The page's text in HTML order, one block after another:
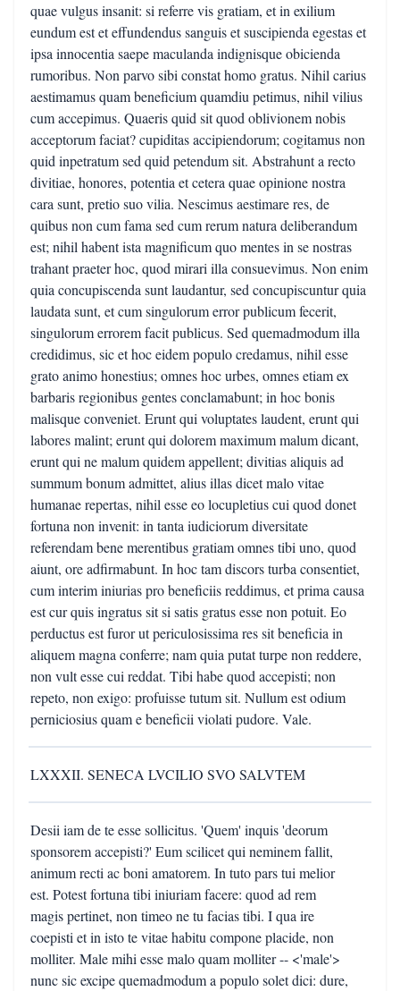
quae vulgus insanit: si referre vis gratiam, et in exilium
eundum est et effundendus sanguis et suscipienda egestas et
ipsa innocentia saepe maculanda indignisque obicienda
rumoribus. Non parvo sibi constat homo gratus. Nihil carius
aestimamus quam beneficium quamdiu petimus, nihil vilius
cum accepimus. Quaeris quid sit quod oblivionem nobis
acceptorum faciat? cupiditas accipiendorum; cogitamus non
quid inpetratum sed quid petendum sit. Abstrahunt a recto
divitiae, honores, potentia et cetera quae opinione nostra
cara sunt, pretio suo vilia. Nescimus aestimare res, de
quibus non cum fama sed cum rerum natura deliberandum
est; nihil habent ista magnificum quo mentes in se nostras
trahant praeter hoc, quod mirari illa consuevimus. Non enim
quia concupiscenda sunt laudantur, sed concupiscuntur quia
laudata sunt, et cum singulorum error publicum fecerit,
singulorum errorem facit publicus. Sed quemadmodum illa
credidimus, sic et hoc eidem populo credamus, nihil esse
grato animo honestius; omnes hoc urbes, omnes etiam ex
barbaris regionibus gentes conclamabunt; in hoc bonis
malisque conveniet. Erunt qui voluptates laudent, erunt qui
labores malint; erunt qui dolorem maximum malum dicant,
erunt qui ne malum quidem appellent; divitias aliquis ad
summum bonum admittet, alius illas dicet malo vitae
humanae repertas, nihil esse eo locupletius cui quod donet
fortuna non invenit: in tanta iudiciorum diversitate
referendam bene merentibus gratiam omnes tibi uno, quod
aiunt, ore adfirmabunt. In hoc tam discors turba consentiet,
cum interim iniurias pro beneficiis reddimus, et prima causa
est cur quis ingratus sit si satis gratus esse non potuit. Eo
perductus est furor ut periculosissima res sit beneficia in
aliquem magna conferre; nam quia putat turpe non reddere,
non vult esse cui reddat. Tibi habe quod accepisti; non
repeto, non exigo: profuisse tutum sit. Nullum est odium
perniciosius quam e beneficii violati pudore. Vale.
LXXXII. SENECA LVCILIO SVO SALVTEM
Desii iam de te esse sollicitus. 'Quem' inquis 'deorum
sponsorem accepisti?' Eum scilicet qui neminem fallit,
animum recti ac boni amatorem. In tuto pars tui melior
est. Potest fortuna tibi iniuriam facere: quod ad rem
magis pertinet, non timeo ne tu facias tibi. I qua ire
coepisti et in isto te vitae habitu compone placide, non
molliter. Male mihi esse malo quam molliter -- <'male'>
nunc sic excipe quemadmodum a populo solet dici: dure,